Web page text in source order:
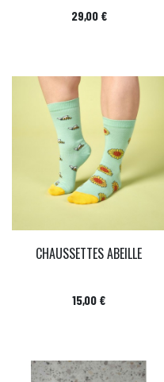
Prix
29,00 €
CHAUSSETTES ABEILLE
Prix
15,00 €